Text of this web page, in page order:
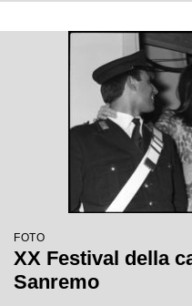
FOTO
XX Festival della
Sanremo